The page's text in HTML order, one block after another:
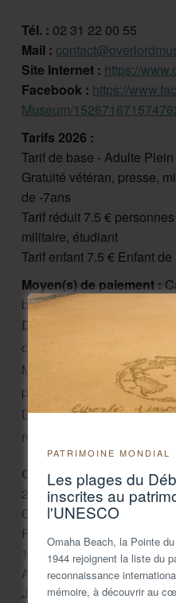
Tél. : 02 31 22 00 55
Mail :
Site Internet : https://
Facebook : https://
Museum/
Tarifs 2026 :
Tarif de base - Adulte
Gratuité vétéran, presse,
de -7ans
Tarif réduit 7.5 €
militaire, étudiant
Tarif enfant 7.5 € Enfant
Moyen(s) de paiement :
bancaires et postaux,
Description :
Situé au
cimetière américain, près
Museum réunit une
pièces dont plus de 40
Découvrez une mise en
retrace les grandes étapes
Ouverture 2026 : Fermé
2026.
Ouverture :
Février / Mars / octobre /
17h30
Avril / mai / septembre :
Juin / juillet / août : 9h30-
PATRIMOINE MONDIAL
Les plages du
inscrites au
l'UNESCO
Omaha Beach, la Pointe
1944 rejoignent la liste du
reconnaissance
mémoire, à découvrir au